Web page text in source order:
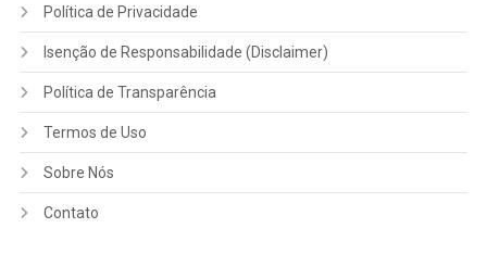
Política de Privacidade
Isenção de Responsabilidade (Disclaimer)
Política de Transparência
Termos de Uso
Sobre Nós
Contato